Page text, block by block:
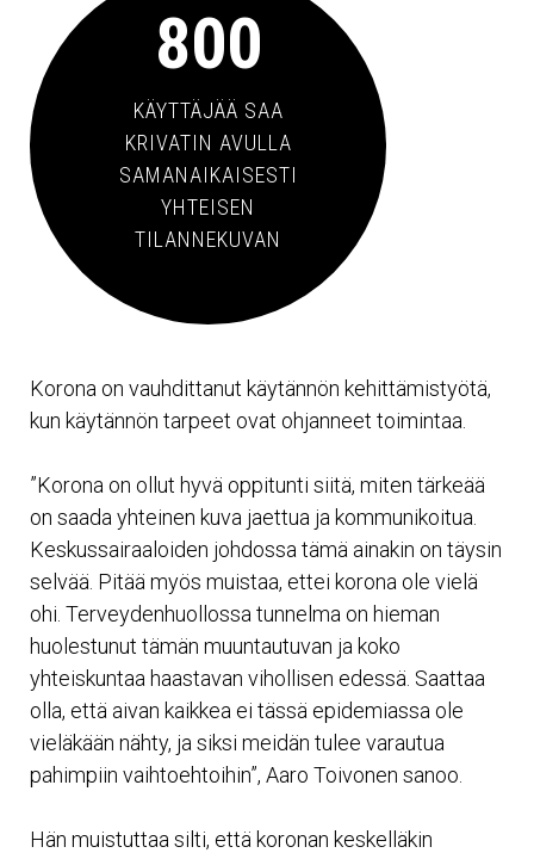
800
KÄYTTÄJÄÄ SAA
KRIVATIN AVULLA
SAMANAIKAISESTI
YHTEISEN
TILANNEKUVAN
Korona on vauhdittanut käytännön kehittämistyötä,
kun käytännön tarpeet ovat ohjanneet toimintaa.
”Korona on ollut hyvä oppitunti siitä, miten tärkeää
on saada yhteinen kuva jaettua ja kommunikoitua.
Keskussairaaloiden johdossa tämä ainakin on täysin
selvää. Pitää myös muistaa, ettei korona ole vielä
ohi. Terveydenhuollossa tunnelma on hieman
huolestunut tämän muuntautuvan ja koko
yhteiskuntaa haastavan vihollisen edessä. Saattaa
olla, että aivan kaikkea ei tässä epidemiassa ole
vieläkään nähty, ja siksi meidän tulee varautua
pahimpiin vaihtoehtoihin”, Aaro Toivonen sanoo.
Hän muistuttaa silti, että koronan keskelläkin